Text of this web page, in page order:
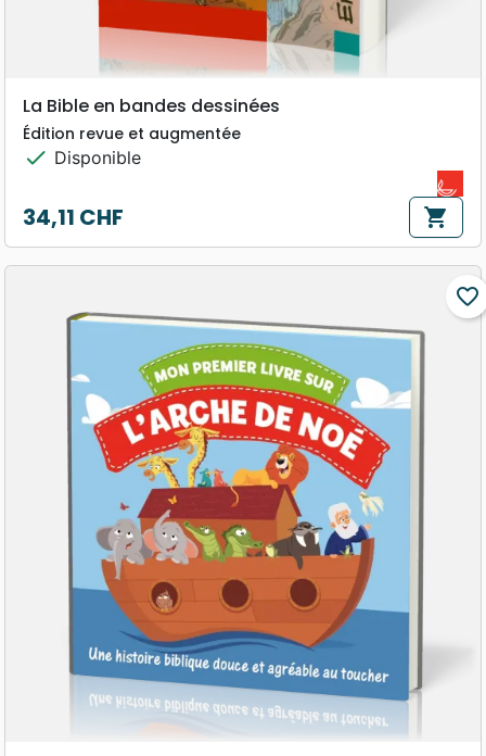
La Bible en bandes dessinées
Édition revue et augmentée
check Disponible
Prix
34,11 CHF shopping_cart
favorite_border